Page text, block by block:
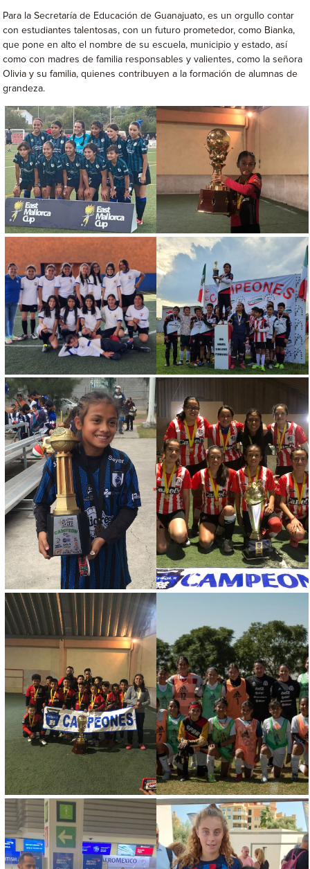
Para la Secretaría de Educación de Guanajuato, es un orgullo contar
con estudiantes talentosas, con un futuro prometedor, como Bianka,
que pone en alto el nombre de su escuela, municipio y estado, así
como con madres de familia responsables y valientes, como la señora
Olivia y su familia, quienes contribuyen a la formación de alumnas de
grandeza.